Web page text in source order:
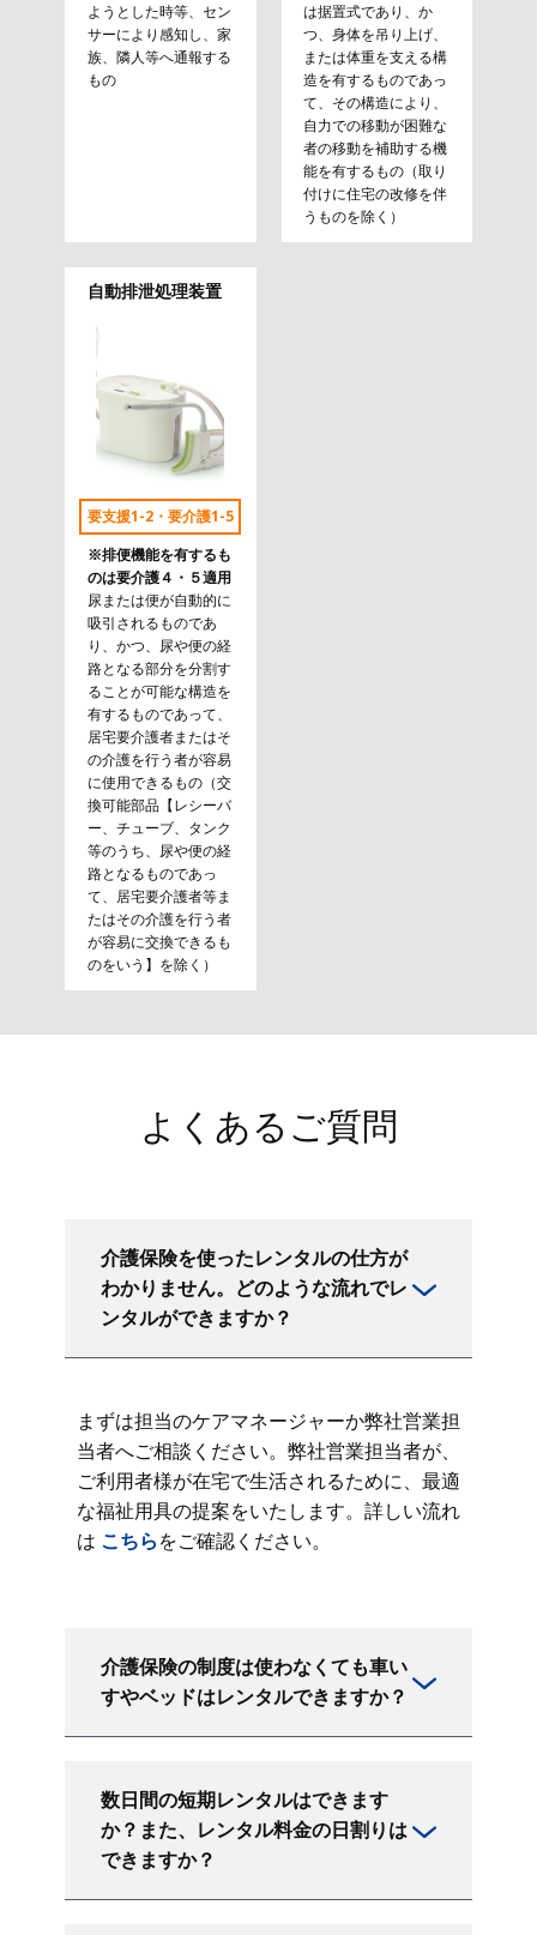
ようとした時等、セン
サーにより感知し、家
族、隣人等へ通報する
もの
は据置式であり、か
つ、身体を吊り上げ、
または体重を支える構
造を有するものであっ
て、その構造により、
自力での移動が困難な
者の移動を補助する機
能を有するもの（取り
付けに住宅の改修を伴
うものを除く）
自動排泄処理装置
要支援1-2・要介護1-5
※排便機能を有するも
のは要介護４・５適用
尿または便が自動的に
吸引されるものであ
り、かつ、尿や便の経
路となる部分を分割す
ることが可能な構造を
有するものであって、
居宅要介護者またはそ
の介護を行う者が容易
に使用できるもの（交
換可能部品【レシーバ
ー、チューブ、タンク
等のうち、尿や便の経
路となるものであっ
て、居宅要介護者等ま
たはその介護を行う者
が容易に交換できるも
のをいう】を除く）
よくあるご質問
介護保険を使ったレンタルの仕方が
わかりません。どのような流れでレ
ンタルができますか？
まずは担当のケアマネージャーか弊社営業担
当者へご相談ください。弊社営業担当者が、
ご利用者様が在宅で生活されるために、最適
な福祉用具の提案をいたします。詳しい流れ
は こちらをご確認ください。
介護保険の制度は使わなくても車い
すやベッドはレンタルできますか？
数日間の短期レンタルはできます
か？また、レンタル料金の日割りは
できますか？